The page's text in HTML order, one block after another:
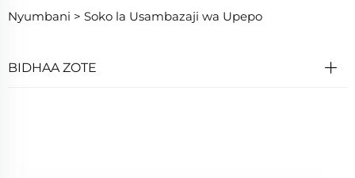
Nyumbani > Soko la Usambazaji wa Upepo
BIDHAA ZOTE